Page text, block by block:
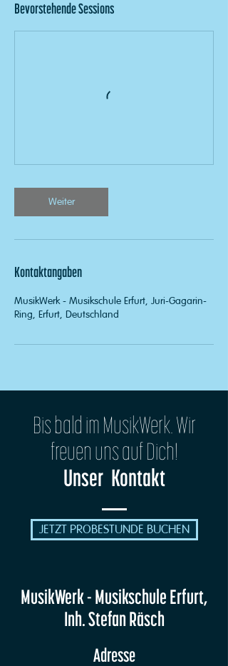
Bevorstehende Sessions
Weiter
Kontaktangaben
MusikWerk - Musikschule Erfurt, Juri-Gagarin-
Ring, Erfurt, Deutschland
Bis bald im MusikWerk. Wir
freuen uns auf Dich!
Unser Kontakt
JETZT PROBESTUNDE BUCHEN
MusikWerk - Musikschule Erfurt,
Inh. Stefan Räsch
Adresse